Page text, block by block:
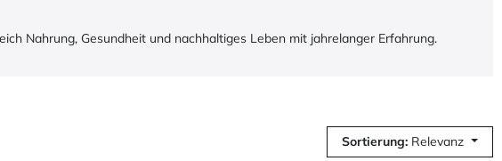
Nahrung, Gesundheit und nachhaltiges Leben mit jahrelanger Erfahrung.
Sortierung: Relevanz